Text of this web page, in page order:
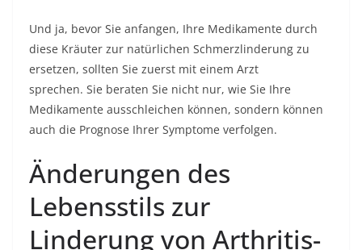
Und ja, bevor Sie anfangen, Ihre Medikamente durch
diese Kräuter zur natürlichen Schmerzlinderung zu
ersetzen, sollten Sie zuerst mit einem Arzt
sprechen. Sie beraten Sie nicht nur, wie Sie Ihre
Medikamente ausschleichen können, sondern können
auch die Prognose Ihrer Symptome verfolgen.
Änderungen des
Lebensstils zur
Linderung von Arthritis-